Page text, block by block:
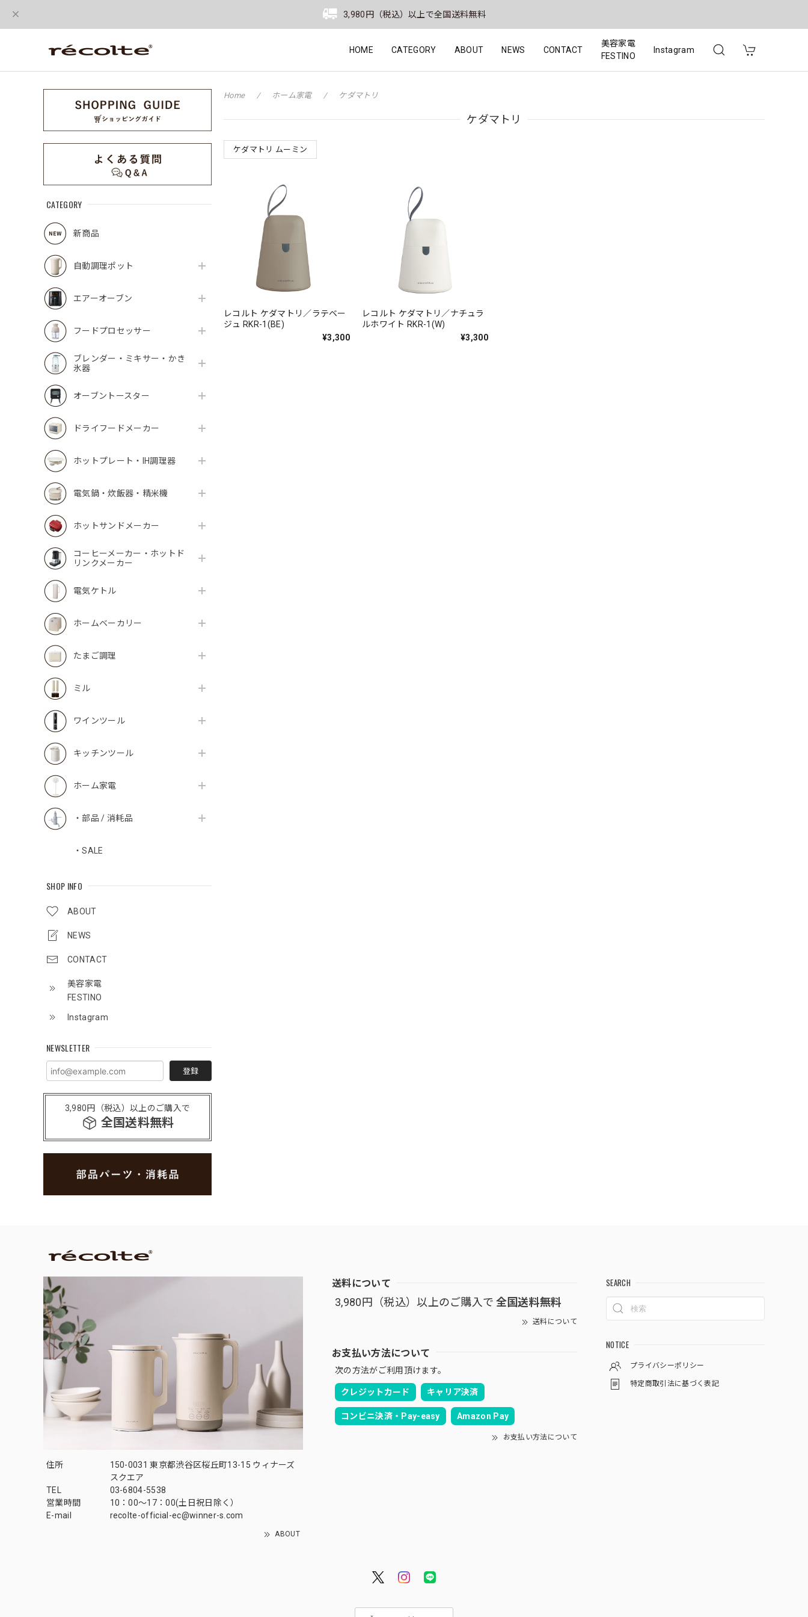
3,980円（税込）以上で全国送料無料
HOME CATEGORY ABOUT NEWS CONTACT
美容家電
FESTINO
Instagram
CATEGORY
新商品
自動調理ポット
エアーオーブン
フードプロセッサー
ブレンダー・ミキサー・かき
氷器
オーブントースター
ドライフードメーカー
ホットプレート・IH調理器
電気鍋・炊飯器・精米機
ホットサンドメーカー
コーヒーメーカー・ホットド
リンクメーカー
電気ケトル
ホームベーカリー
たまご調理
ミル
ワインツール
キッチンツール
ホーム家電
・部品 / 消耗品
・SALE
SHOP INFO
ABOUT
NEWS
CONTACT
美容家電
FESTINO
Instagram
NEWSLETTER
登録
3,980円（税込）以上のご購入で
全国送料無料
Home ホーム家電 ケダマトリ
ケダマトリ
ケダマトリ ムーミン
レコルト ケダマトリ／ラテベー
ジュ RKR-1(BE)
¥3,300
レコルト ケダマトリ／ナチュラ
ルホワイト RKR-1(W)
¥3,300
住所
150-0031 東京都渋谷区桜丘町13-15 ウィナーズ
スクエア
TEL
03-6804-5538
営業時間
10：00〜17：00(土日祝日除く）
E-mail
recolte-official-ec@winner-s.com
ABOUT
送料について
3,980円（税込）以上のご購入で 全国送料無料
送料について
お支払い方法について
次の方法がご利用頂けます。
クレジットカード キャリア決済
コンビニ決済・Pay-easy Amazon Pay
お支払い方法について
SEARCH
NOTICE
プライバシーポリシー
特定商取引法に基づく表記